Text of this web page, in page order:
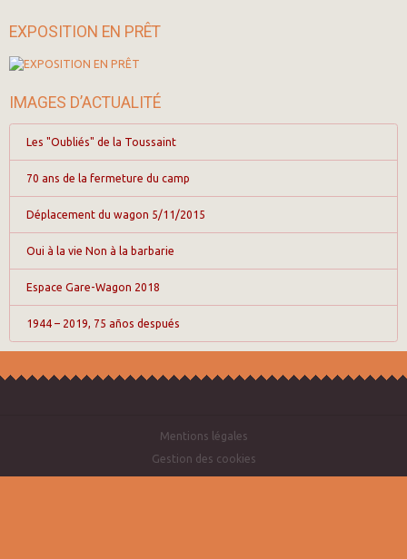
EXPOSITION EN PRÊT
IMAGES D’ACTUALITÉ
Les "Oubliés" de la Toussaint
70 ans de la fermeture du camp
Déplacement du wagon 5/11/2015
Oui à la vie Non à la barbarie
Espace Gare-Wagon 2018
1944 – 2019, 75 años después
Mentions légales
Gestion des cookies